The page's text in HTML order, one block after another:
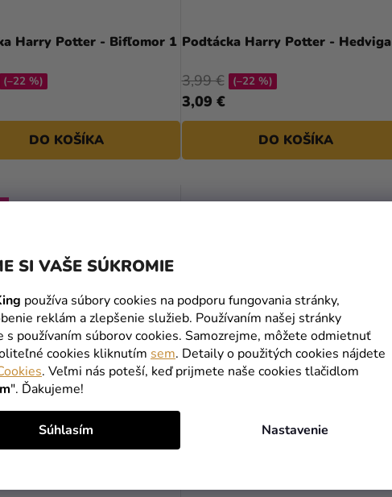
SI VAŠE SÚKROMIE
používa súbory cookies na podporu fungovania stránky,
reklám a zlepšenie služieb. Používaním našej stránky
s používaním súborov cookies. Samozrejme, môžete odmietnuť
cookies kliknutím sem. Detaily o použitých cookies nájdete
. Veľmi nás poteší, keď prijmete naše cookies tlačidlom
". Ďakujeme!
Nastavenie
Súhlasím
Harry Potter - Bifľomor 1
(–22 %)
DO KOŠÍKA
Podtácka Harry Potter - Hedviga
3,09 €
3,99 € (–22 %)
DO KOŠÍKA
- Wednesday 4 ks
3D Puzzle Friends Priatelia -